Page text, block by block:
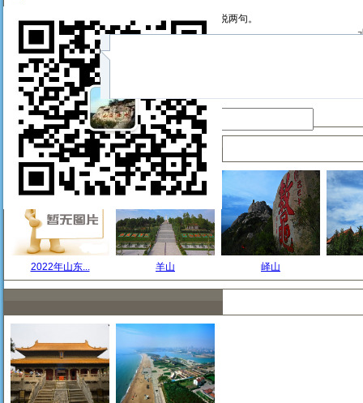
发表给力评论！看资讯，说两句。
昵称：
2022年山东... 羊山 峄山